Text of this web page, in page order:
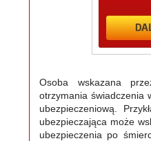
Osoba wskazana
otrzymania świadczenia
ubezpieczeniową.
ubezpieczająca może
ubezpieczenia po